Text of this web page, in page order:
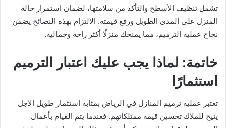
تشمل تنظيف الأسطح والتأكد من سلامتها، لضمان استمرار حالة
المنزل على المدى الطويل ورفع قيمته. الالتزام بهذه النصائح يضمن
نجاح عملية الترميم، مما يمنحك منزلًا أكثر راحة وجمالية.
خاتمة: لماذا يجب عليك اعتبار الترميم
استثمارًا
تعتبر عملية ترميم المنازل في الرياض بمثابة استثمار طويل الأجل
يتيح للملاك تحسين قيمة ممتلكاتهم. فعندما يتم القيام بأعمال